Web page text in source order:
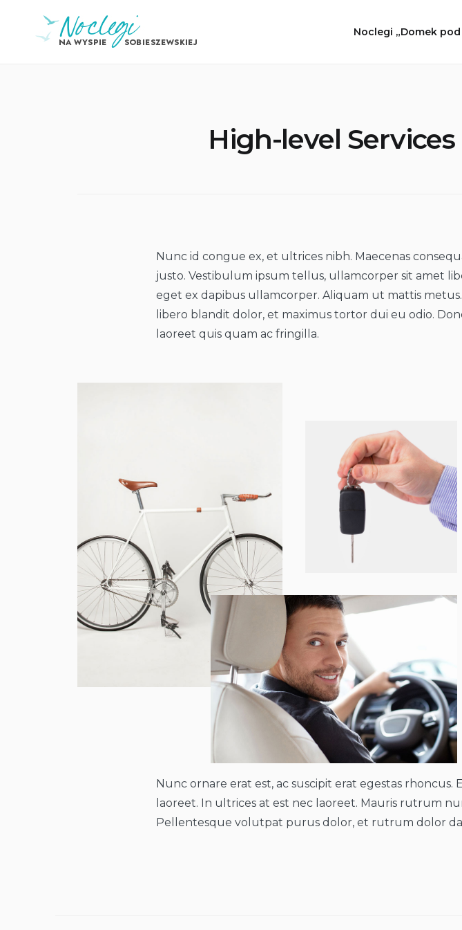
Noclegi na Wyspie
Sobieszewskiej
Noclegi „Domek
High-level
Nunc id congue ex, et ultrices nibh. Maecenas
justo. Vestibulum ipsum tellus, ullamcorper sit amet
eget ex dapibus ullamcorper. Aliquam ut mattis
libero blandit dolor, et maximus tortor dui eu odio.
laoreet quis quam ac fringilla.
Nunc ornare erat est, ac suscipit erat egestas
laoreet. In ultrices at est nec laoreet. Mauris rutrum
Pellentesque volutpat purus dolor, et rutrum dolor